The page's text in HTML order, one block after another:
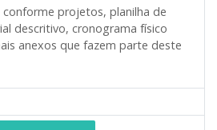
conforme projetos, planilha de
descritivo, cronograma físico
anexos que fazem parte deste